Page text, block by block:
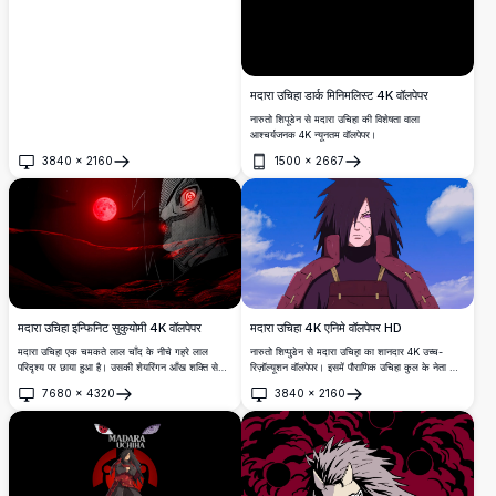
3840 × 2160
खोलें
मदारा उचिहा डार्क मिनिमलिस्ट 4K वॉलपेपर
नारुतो शिपूडेन से मदारा उचिहा की विशेषता वाला
आश्चर्यजनक 4K न्यूनतम वॉलपेपर।
1500 × 2667
खोलें
मदारा उचिहा इन्फिनिट सुकुयोमी 4K वॉलपेपर
मदारा उचिहा एक चमकते लाल चाँद के नीचे गहरे लाल
परिदृश्य पर छाया हुआ है। उसकी शेयरिंगन आँख शक्ति से
खौफनाक खून-लाल रोशनी बिखेरता है।
7680 × 4320
खोलें
मदारा उचिहा 4K एनिमे वॉलपेपर HD
नारुतो शिप्पुडेन से मदारा उचिहा का शानदार 4K उच्च-
रिज़ॉल्यूशन वॉलपेपर। इसमें पौराणिक उचिहा कुल के नेता को
जीवंत नीले आकाश की पृष्ठभूमि में दिखाया गया है।
3840 × 2160
खोलें